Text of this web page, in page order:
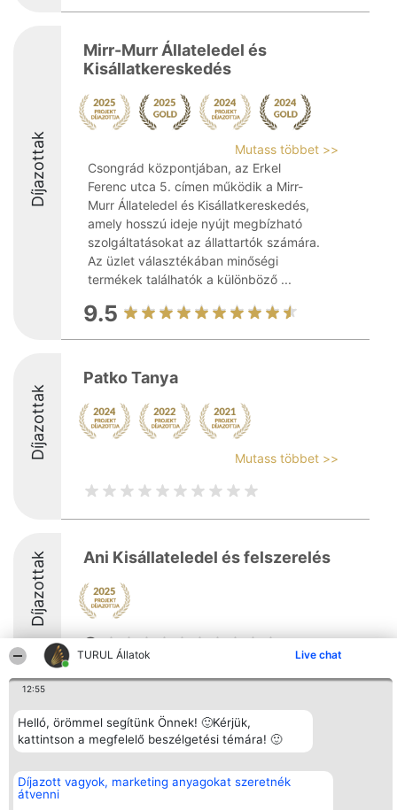
TURUL Állatok Live chat
12:55
Helló, örömmel segítünk Önnek! 🙂Kérjük,
kattintson a megfelelő beszélgetési témára! 🙂
Díjazott vagyok, marketing anyagokat szeretnék
átvenni
Díjazottak
Mirr-Murr Állateledel és
Kisállatkereskedés
Mutass többet >>
Csongrád központjában, az Erkel
Ferenc utca 5. címen működik a Mirr-
Murr Állateledel és Kisállatkereskedés,
amely hosszú ideje nyújt megbízható
szolgáltatásokat az állattartók számára.
Az üzlet választékában minőségi
termékek találhatók a különböző ...
9.5
Díjazottak
Patko Tanya
Mutass többet >>
Díjazottak Ani Kisállateledel és felszerelés
8
Rangsorszervező
SC Beautiful Company S.R.L.
Bulevardul Aleea Timișul De
Sus Nr. 2, Bl. A30, Sc. A, Et.
Bukarest 53-238
Adószám 36737675
tel: +363 033 425 71
Népszavazás
Nyertesek
Az összes
díjazottak
Szabályok
Státusz
Elérhetőség